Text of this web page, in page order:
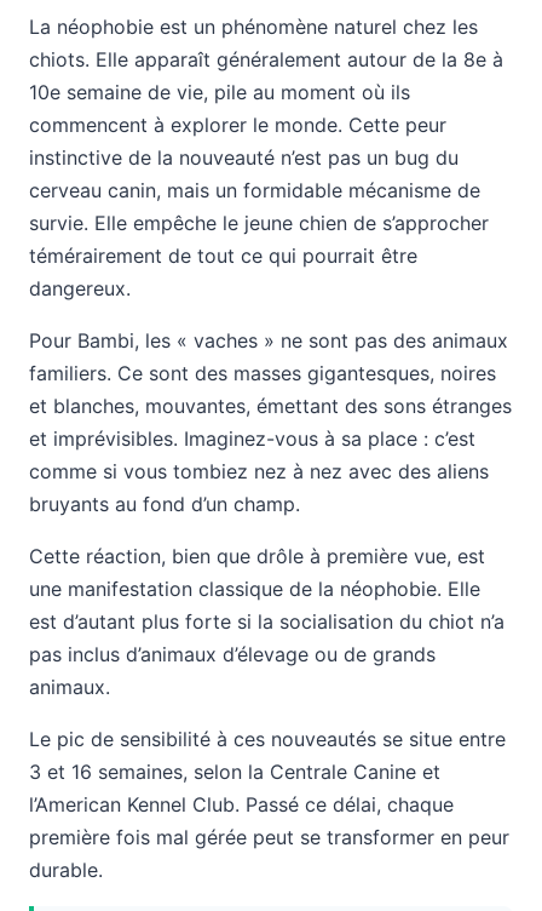
La néophobie est un phénomène naturel chez les
chiots. Elle apparaît généralement autour de la 8e à
10e semaine de vie, pile au moment où ils
commencent à explorer le monde. Cette peur
instinctive de la nouveauté n’est pas un bug du
cerveau canin, mais un formidable mécanisme de
survie. Elle empêche le jeune chien de s’approcher
témérairement de tout ce qui pourrait être
dangereux.
Pour Bambi, les « vaches » ne sont pas des animaux
familiers. Ce sont des masses gigantesques, noires
et blanches, mouvantes, émettant des sons étranges
et imprévisibles. Imaginez-vous à sa place : c’est
comme si vous tombiez nez à nez avec des aliens
bruyants au fond d’un champ.
Cette réaction, bien que drôle à première vue, est
une manifestation classique de la néophobie. Elle
est d’autant plus forte si la socialisation du chiot n’a
pas inclus d’animaux d’élevage ou de grands
animaux.
Le pic de sensibilité à ces nouveautés se situe entre
3 et 16 semaines, selon la Centrale Canine et
l’American Kennel Club. Passé ce délai, chaque
première fois mal gérée peut se transformer en peur
durable.